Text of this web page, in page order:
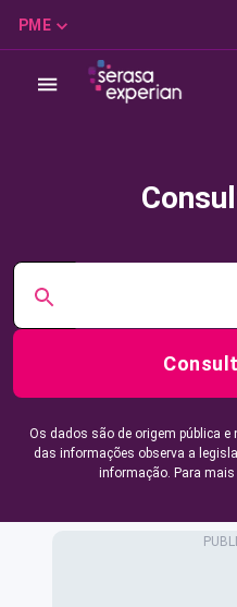
PME
Os dados são de origem pública
das informações observa a
informação. Para